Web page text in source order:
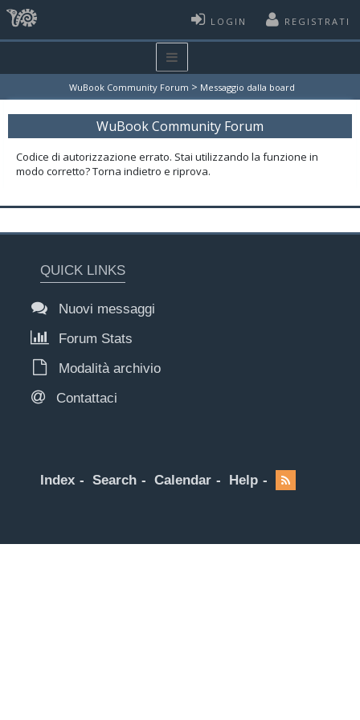
LOGIN REGISTRATI
WuBook Community Forum > Messaggio dalla board
WuBook Community Forum
Codice di autorizzazione errato. Stai utilizzando la funzione in
modo corretto? Torna indietro e riprova.
QUICK LINKS
Nuovi messaggi
Forum Stats
Modalità archivio
Contattaci
Index Search Calendar Help